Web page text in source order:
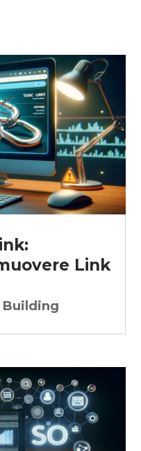
Link
Building